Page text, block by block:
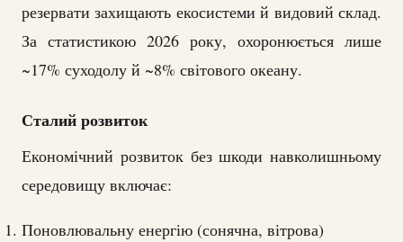
резервати захищають екосистеми й видовий склад.
За статистикою 2026 року, охоронюється лише
~17% суходолу й ~8% світового океану.
Сталий розвиток
Економічний розвиток без шкоди навколишньому
середовищу включає:
Поновлювальну енергію (сонячна, вітрова)